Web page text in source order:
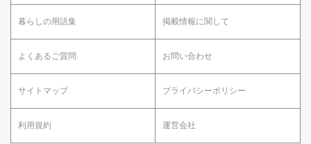
暮らしの用語集 掲載情報に関して
よくあるご質問 お問い合わせ
サイトマップ プライバシーポリシー
利用規約 運営会社